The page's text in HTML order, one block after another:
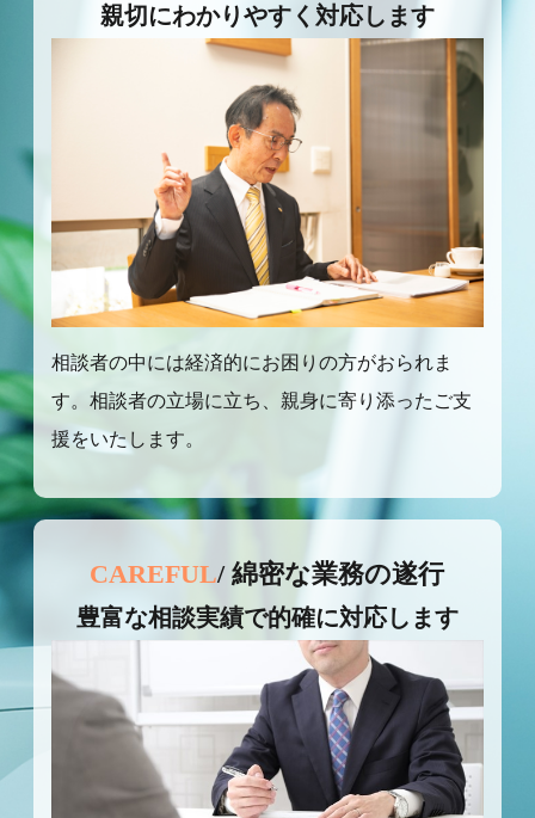
親切にわかりやすく対応します
相談者の中には経済的にお困りの方がおられま
す。相談者の立場に立ち、親身に寄り添ったご支
援をいたします。
CAREFUL/ 綿密な業務の遂行
豊富な相談実績で的確に対応します